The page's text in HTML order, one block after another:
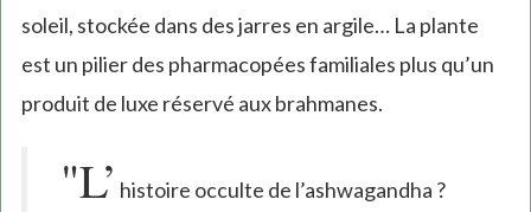
soleil, stockée dans des jarres en argile… La plante
est un pilier des pharmacopées familiales plus qu’un
produit de luxe réservé aux brahmanes.
"L’ histoire occulte de l’ashwagandha ?